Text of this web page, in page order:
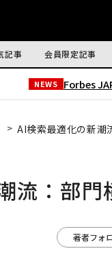
記事 会員限定記事
NEWS Forbes
AI検索最適化の新潮
流：部
著者フォ